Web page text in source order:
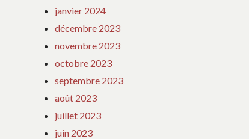
janvier 2024
décembre 2023
novembre 2023
octobre 2023
septembre 2023
août 2023
juillet 2023
juin 2023